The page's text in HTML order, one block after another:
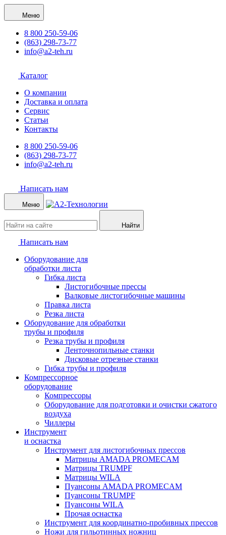
Меню
8 800 250-59-06
(863) 298-73-77
info@a2-teh.ru
Каталог
О компании
Доставка и оплата
Сервис
Статьи
Контакты
8 800 250-59-06
(863) 298-73-77
info@a2-teh.ru
Написать нам
Меню
Найти
Написать нам
Оборудование для
обработки листа
Гибка листа
Листогибочные прессы
Валковые листогибочные машины
Правка листа
Резка листа
Оборудование для обработки
трубы и профиля
Резка трубы и профиля
Ленточнопильные станки
Дисковые отрезные станки
Гибка трубы и профиля
Компрессорное
оборудование
Компрессоры
Оборудование для подготовки и очистки сжатого
воздуха
Чиллеры
Инструмент
и оснастка
Инструмент для листогибочных прессов
Матрицы AMADA PROMECAM
Матрицы TRUMPF
Матрицы WILA
Пуансоны AMADA PROMECAM
Пуансоны TRUMPF
Пуансоны WILA
Прочая оснастка
Инструмент для координатно-пробивных прессов
Ножи для гильотинных ножниц